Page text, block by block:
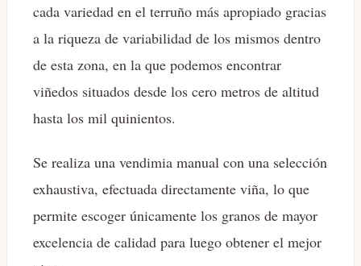
cada variedad en el terruño más apropiado gracias
a la riqueza de variabilidad de los mismos dentro
de esta zona, en la que podemos encontrar
viñedos situados desde los cero metros de altitud
hasta los mil quinientos.
Se realiza una vendimia manual con una selección
exhaustiva, efectuada directamente viña, lo que
permite escoger únicamente los granos de mayor
excelencia de calidad para luego obtener el mejor